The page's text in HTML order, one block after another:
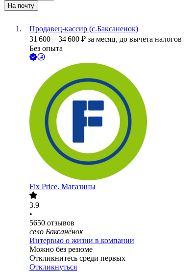
На почту
Продавец-кассир (с.Баксаненок)
31 600 – 34 600 ₽ за месяц, до вычета налогов
Без опыта
Fix Price. Магазины
3.9
•
5650 отзывов
село Баксанёнок
Интервью о жизни в компании
Можно без резюме
Откликнитесь среди первых
Откликнуться